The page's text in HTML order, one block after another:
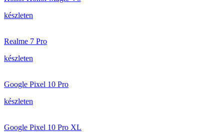
készleten
Realme 7 Pro
készleten
Google Pixel 10 Pro
készleten
Google Pixel 10 Pro XL